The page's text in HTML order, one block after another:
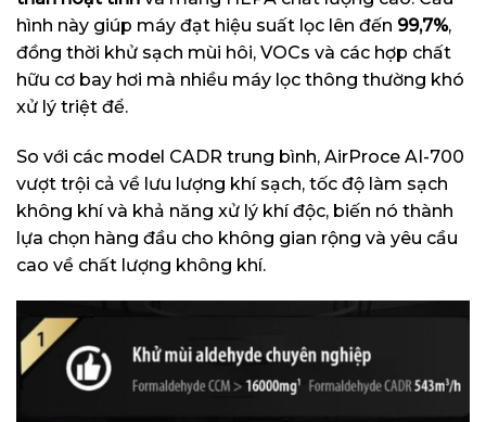
hình này giúp máy đạt hiệu suất lọc lên đến 99,7%,
đồng thời khử sạch mùi hôi, VOCs và các hợp chất
hữu cơ bay hơi mà nhiều máy lọc thông thường khó
xử lý triệt để.
So với các model CADR trung bình, AirProce AI-700
vượt trội cả về lưu lượng khí sạch, tốc độ làm sạch
không khí và khả năng xử lý khí độc, biến nó thành
lựa chọn hàng đầu cho không gian rộng và yêu cầu
cao về chất lượng không khí.